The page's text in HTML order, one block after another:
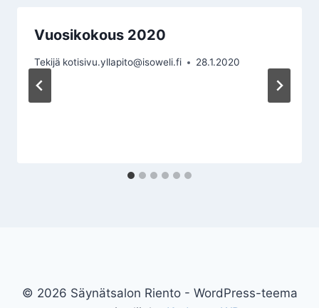
Vuosikokous 2020
Tekijä kotisivu.yllapito@isoweli.fi 28.1.2020
© 2026 Säynätsalon Riento - WordPress-teema